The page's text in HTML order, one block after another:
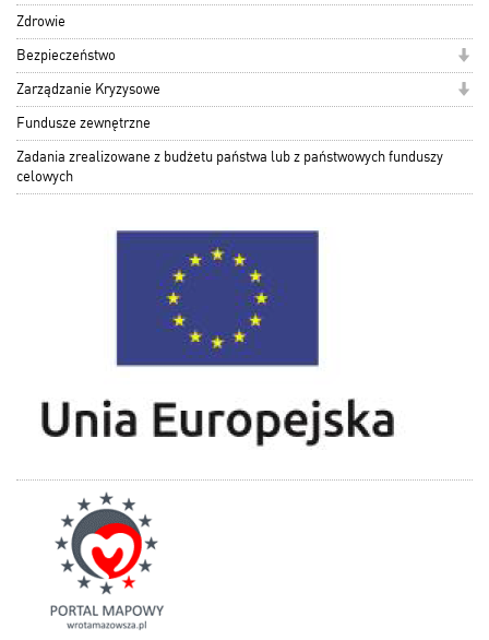
Zdrowie
Bezpieczeństwo
Zarządzanie Kryzysowe
Fundusze zewnętrzne
Zadania zrealizowane z budżetu państwa lub z państwowych funduszy
celowych